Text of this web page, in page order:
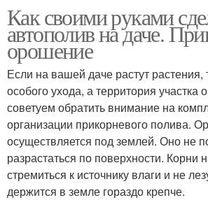
Как своими руками
автополив на даче.
орошение
Если на вашей даче растут
особого ухода, а территория участка
советуем обратить внимание на
организации прикорневого полива.
осуществляется под землей. Оно не
разрастаться по поверхности. Корни
стремиться к источнику влаги и не
держится в земле гораздо крепче.